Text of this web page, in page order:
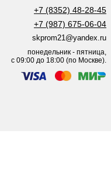
+7 (8352) 48-28-45
+7 (987) 675-06-04
skprom21@yandex.ru
понедельник - пятница,
с 09:00 до 18:00 (по Москве).